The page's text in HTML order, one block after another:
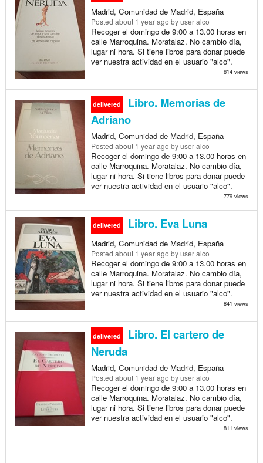
Madrid, Comunidad de Madrid, España
Posted about 1 year ago by user alco
Recoger el domingo de 9:00 a 13.00 horas en
calle Marroquina. Moratalaz. No cambio día,
lugar ni hora. Si tiene libros para donar puede
ver nuestra actividad en el usuario "alco".
814 views
delivered
Libro. Memorias de
Adriano
Madrid, Comunidad de Madrid, España
Posted about 1 year ago by user alco
Recoger el domingo de 9:00 a 13.00 horas en
calle Marroquina. Moratalaz. No cambio día,
lugar ni hora. Si tiene libros para donar puede
ver nuestra actividad en el usuario "alco".
779 views
delivered Libro. Eva Luna
Madrid, Comunidad de Madrid, España
Posted about 1 year ago by user alco
Recoger el domingo de 9:00 a 13.00 horas en
calle Marroquina. Moratalaz. No cambio día,
lugar ni hora. Si tiene libros para donar puede
ver nuestra actividad en el usuario "alco".
841 views
delivered
Libro. El cartero de
Neruda
Madrid, Comunidad de Madrid, España
Posted about 1 year ago by user alco
Recoger el domingo de 9:00 a 13.00 horas en
calle Marroquina. Moratalaz. No cambio día,
lugar ni hora. Si tiene libros para donar puede
ver nuestra actividad en el usuario "alco".
811 views